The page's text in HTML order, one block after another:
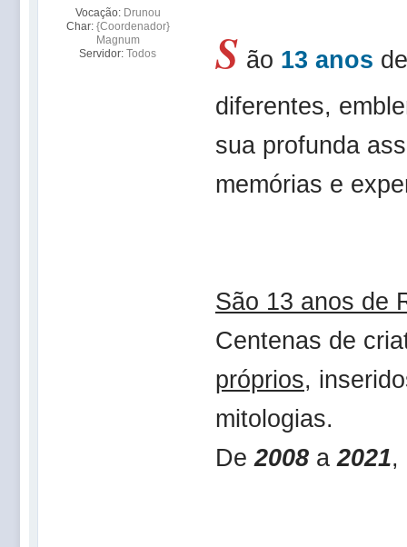
Vocação: Drunou
Char: {Coordenador}
Magnum
Servidor: Todos S ão 13 anos
diferentes,
sua profunda
memórias e
São 13 anos de
Centenas de
próprios,
mitologias.
De2008 a2021,